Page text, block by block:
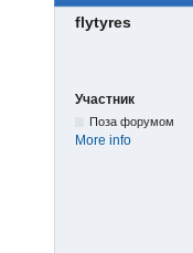
flytyres
Участник
Поза форумом
More info